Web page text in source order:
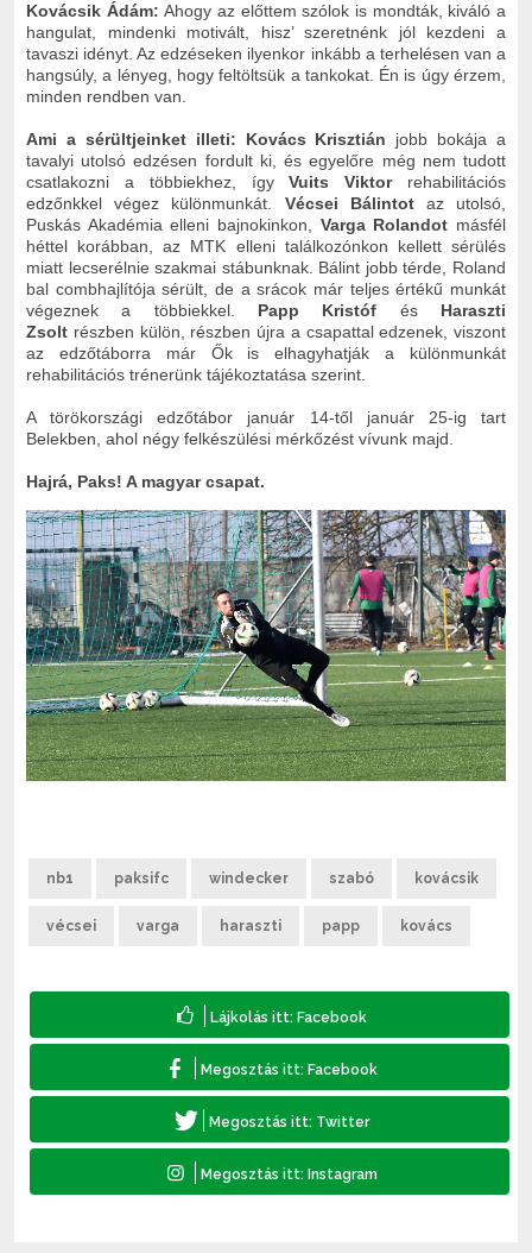
Kovácsik Ádám: Ahogy az előttem szólok is mondták, kiváló a
hangulat, mindenki motivált, hisz’ szeretnénk jól kezdeni a
tavaszi idényt. Az edzéseken ilyenkor inkább a terhelésen van a
hangsúly, a lényeg, hogy feltöltsük a tankokat. Én is úgy érzem,
minden rendben van.
Ami a sérültjeinket illeti: Kovács Krisztián jobb bokája a
tavalyi utolsó edzésen fordult ki, és egyelőre még nem tudott
csatlakozni a többiekhez, ígyVuits Viktor rehabilitációs
edzőnkkel végez különmunkát. Vécsei Bálintotaz utolsó,
Puskás Akadémia elleni bajnokinkon, Varga Rolandot másfél
héttel korábban, az MTK elleni találkozónkon kellett sérülés
miatt lecserélnie szakmai stábunknak. Bálint jobb térde, Roland
bal combhajlítója sérült, de a srácok már teljes értékű munkát
végeznek a többiekkel. Papp Kristóf és Haraszti
Zsolt részben külön, részben újra a csapattal edzenek, viszont
az edzőtáborra már Ők is elhagyhatják a különmunkát
rehabilitációs trénerünk tájékoztatása szerint.
A törökországi edzőtábor január 14-től január 25-ig tart
Belekben, ahol négy felkészülési mérkőzést vívunk majd.
Hajrá, Paks! A magyar csapat.
nb1 paksifc windecker szabó kovácsik
vécsei varga haraszti papp kovács